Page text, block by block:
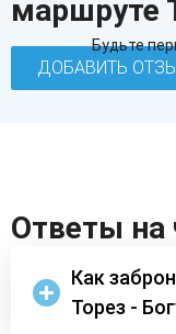
маршруте
Будьте
ДОБАВИТЬ
Ответы на
Как
Торез -